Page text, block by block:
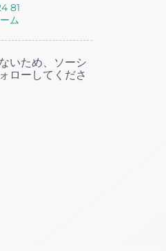
81
ム
いため、ソーシ
ローしてくださ